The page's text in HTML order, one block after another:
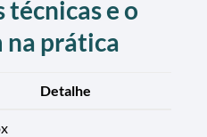
técnicas e o
na prática
Detalhe